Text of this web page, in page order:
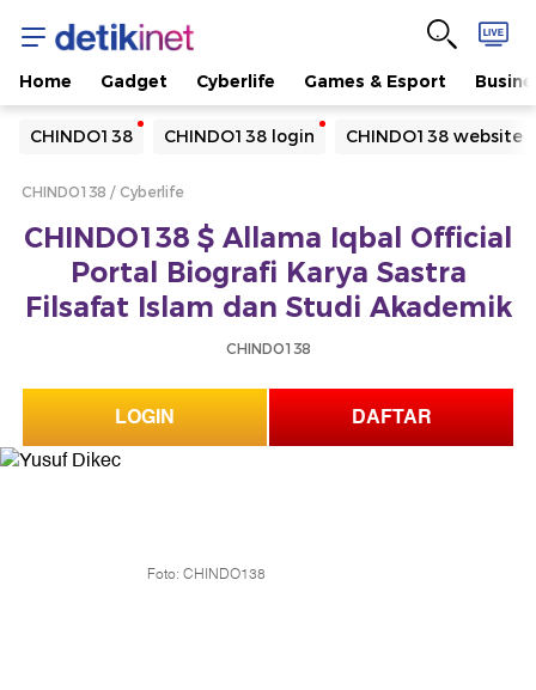
Home Gadget Cyberlife Games & Esport
CHINDO138 CHINDO138 login CHINDO138 website
Yang sedang ramai dicari
Loading...
Loading...
CHINDO138 Cyberlife
CHINDO138 $ Allama Iqbal Official
Portal Biografi Karya Sastra
Filsafat Islam dan Studi Akademik
CHINDO138
LOGIN DAFTAR
Foto: CHINDO138